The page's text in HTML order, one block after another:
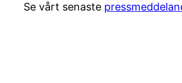
Se vårt senaste